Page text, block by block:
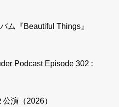
ム『Beautiful Things』
Podcast Episode 302 :
演（2026）